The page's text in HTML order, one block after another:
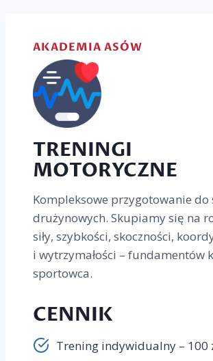
AKADEMIA ASÓW
TRENINGI
MOTORYCZNE
Kompleksowe przygotowanie
drużynowych. Skupiamy się na
siły, szybkości, skoczności,
i wytrzymałości – fundamentów
sportowca.
CENNIK
Trening indywidualny – 100